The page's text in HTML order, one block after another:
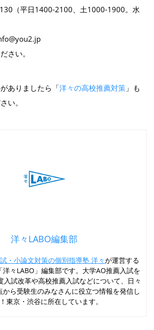
（平日1400-2100、土1000-1900。水
さい。
ありましたら「洋々の高校推薦対策 」も
い。
洋々LABO編集部
・小論文対策の個別指導塾 洋々が運営する
洋々LABO」編集部です。大学AO推薦入試を
入試改革や高校推薦入試などについて、日々
ら受験生のみなさんに役立つ情報を発信し
東京・渋谷に所在しています。